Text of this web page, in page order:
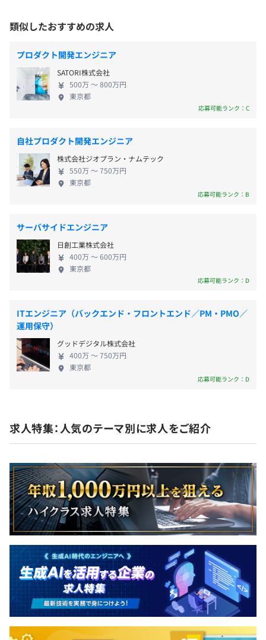
どのような訴求を行うか」といったシナリオ設計が
経験や知見に依存しやすいという課題もあります。
今やAIの時代。
当社の「たたき台くん」は、AIによる高速な“たたき台”生
成と、人のマーケティング知見による精度調整を組み合わ
こうした課題を解決。
人が対応すべき部分は人が担いながら、これまで1週間以
上かかっていた作業を最短3営業日で実現します。
さらに、コストも抑えながら高品質なアウトプットを提供
し、多くのお客様にご活用・ご満足いただいているサービ
・職種研修
・情報セキュリティ(ISMS)研修
・MA関連資格取得支援（受験料とトレーニング費用は会
社負担）
・OJT など
オブジェクト指向、アジャイル、スクラム、ドメイン駆動
設計
Docker、AWS CloudFormation、Amazon ECS、
Amazon CloudWatch
・従業員に対する受動喫煙対策：あり
JR「川崎駅」から徒歩7分
〈年間休日：120日以上〉
・完全週休2日制（土・日）
・祝日
・産前産後休暇
・育児休暇
・介護休暇
・看護休暇
・役職手当
・住宅手当（上限50,000円、規定あり）
・通勤手当（上限50,000円、規定あり）※自転車通勤者
・MA関連資格取得支援（受験料とトレーニング費用は会
社負担）
昇給：年1回（7月）
※昇給は入社2年目から適用対象となります
社会保険完備（健康保険・厚生年金保険、雇用保険・労災
保険）
無期雇用
しています。 当社には、データベースやBIを扱える
技術スキルと、マーケティングの知識を持つ「MAマ
ーケティングコンサルタント」が在籍。 デジタルマ
ーケティング分野で経験が積めるのはもちろん、幅
広い経験・知識を身に着けることができます。 大手
有名企業、上場企業との取引も多く、大規模プロジ
ェクトにも参画できることで、経験や知識の幅がよ
であるため、一人ひとり1裁量権が大きく、風通しの
良さも魅力のひとつ。 アットホームな環境で意見を
出し合い、仲間と一緒に成長していける環境です。
類似したおすすめの求人
プロダクト開発エンジニア
SATORI株式会社
500万 〜 800万円
東京都
応募可能ランク：C
自社プロダクト開発エンジニア
株式会社ジオプラン・ナムテック
550万 〜 750万円
東京都
応募可能ランク：B
サーバサイドエンジニア
日創工業株式会社
400万 〜 600万円
東京都
応募可能ランク：D
ITエンジニア（バックエンド・フロントエンド／PM・PMO／
運用保守）
グッドデジタル株式会社
400万 〜 750万円
東京都
応募可能ランク：D
求人特集：人気のテーマ別に求人をご紹介